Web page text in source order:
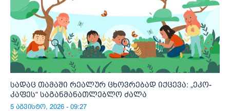
სადაც თამაში რეალურ ცხოვრებად იქცევა: „ეკო-
კაფეს“ საგანმანათლებლო ძალა
5 აგვისტო, 2026 - 09:27